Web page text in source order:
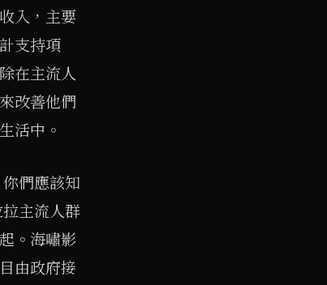
入，主要
支持項
在主流人
改善他們
活中。
們應該知
主流人群
。海嘯影
由政府接